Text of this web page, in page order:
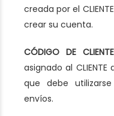
creada por el
crear su cuenta.
CÓDIGO DE
asignado al
que debe
envíos.